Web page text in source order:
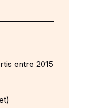
entre 2015